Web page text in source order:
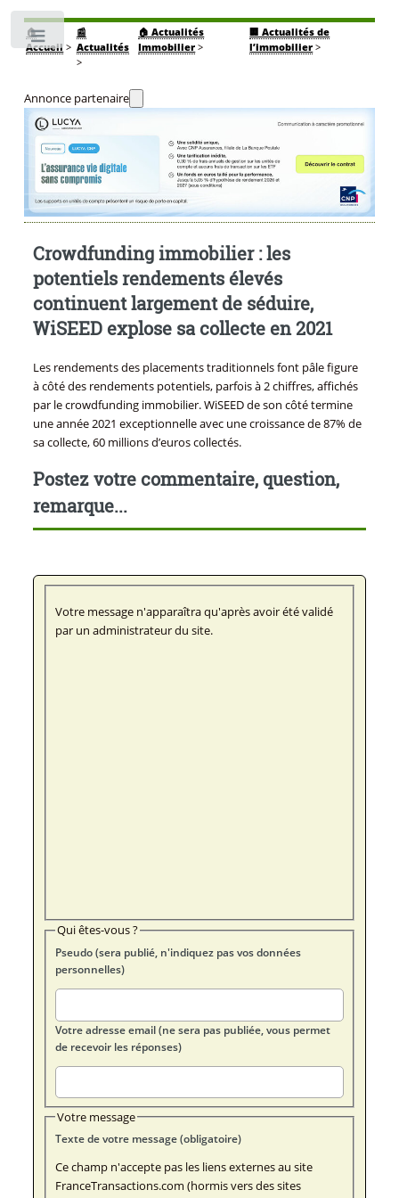
🏠
Accueil>
📰
Actualités
>
🏠 Actualités
Immobilier >
🏢 Actualités de
l’immobilier >
Annonce partenaire
Crowdfunding immobilier : les
potentiels rendements élevés
continuent largement de séduire,
WiSEED explose sa collecte en 2021
Les rendements des placements traditionnels font pâle figure
à côté des rendements potentiels, parfois à 2 chiffres, affichés
par le crowdfunding immobilier. WiSEED de son côté termine
une année 2021 exceptionnelle avec une croissance de 87% de
sa collecte, 60 millions d’euros collectés.
Postez votre commentaire, question,
remarque...
Votre message n'apparaîtra qu'après avoir été validé
par un administrateur du site.
Qui êtes-vous ?
Pseudo (sera publié, n'indiquez pas vos données
personnelles)
Votre adresse email (ne sera pas publiée, vous permet
de recevoir les réponses)
Votre message
Texte de votre message (obligatoire)
Ce champ n'accepte pas les liens externes au site
FranceTransactions.com (hormis vers des sites
Toggle